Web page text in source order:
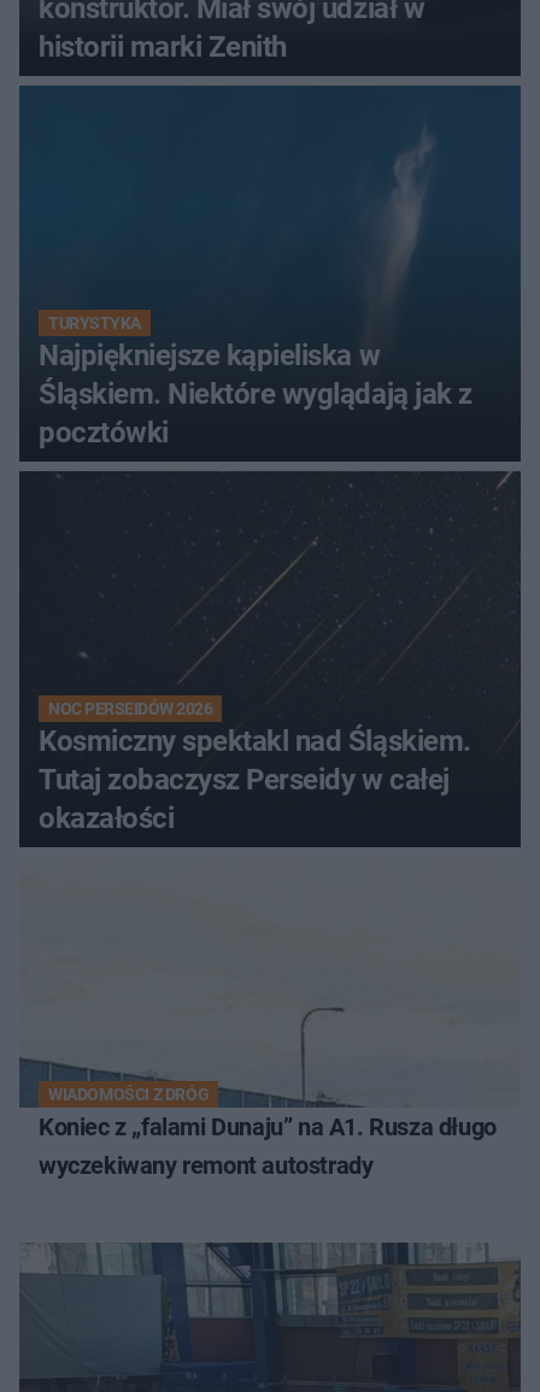
konstruktor. Miał swój udział w
historii marki Zenith
TURYSTYKA
Najpiękniejsze kąpieliska w
Śląskiem. Niektóre wyglądają jak z
pocztówki
NOC PERSEIDÓW 2026
Kosmiczny spektakl nad Śląskiem.
Tutaj zobaczysz Perseidy w całej
okazałości
WIADOMOŚCI Z DRÓG
Koniec z „falami Dunaju” na A1. Rusza długo
wyczekiwany remont autostrady